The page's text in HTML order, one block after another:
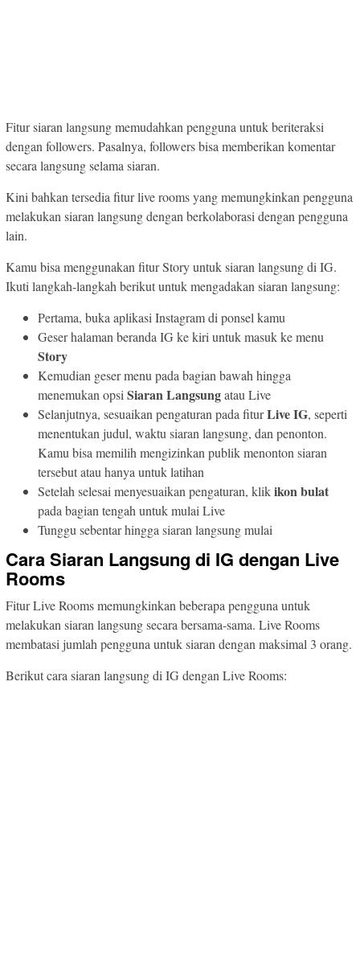
Fitur siaran langsung memudahkan pengguna untuk beriteraksi
dengan followers. Pasalnya, followers bisa memberikan komentar
secara langsung selama siaran.
Kini bahkan tersedia fitur live rooms yang memungkinkan pengguna
melakukan siaran langsung dengan berkolaborasi dengan pengguna
lain.
Kamu bisa menggunakan fitur Story untuk siaran langsung di IG.
Ikuti langkah-langkah berikut untuk mengadakan siaran langsung:
Pertama, buka aplikasi Instagram di ponsel kamu
Geser halaman beranda IG ke kiri untuk masuk ke menu
Story
Kemudian geser menu pada bagian bawah hingga
menemukan opsiSiaran Langsungatau Live
Selanjutnya, sesuaikan pengaturan pada fiturLive IG, seperti
menentukan judul, waktu siaran langsung, dan penonton.
Kamu bisa memilih mengizinkan publik menonton siaran
tersebut atau hanya untuk latihan
Setelah selesai menyesuaikan pengaturan, klikikon bulat
pada bagian tengah untuk mulai Live
Tunggu sebentar hingga siaran langsung mulai
Cara Siaran Langsung di IG dengan Live
Rooms
Fitur Live Rooms memungkinkan beberapa pengguna untuk
melakukan siaran langsung secara bersama-sama. Live Rooms
membatasi jumlah pengguna untuk siaran dengan maksimal 3 orang.
Berikut cara siaran langsung di IG dengan Live Rooms: